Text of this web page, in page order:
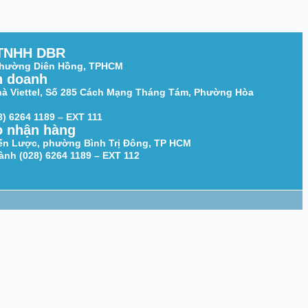
DBR
Diên Hồng, TPHCM
doanh
Viettel, Số 285 Cách Mạng Tháng Tám, Phường Hòa
6264 1189 – EXT 111
nhận hàng
Lược, phường Bình Trị Đông, TP HCM
(028) 6264 1189 – EXT 112